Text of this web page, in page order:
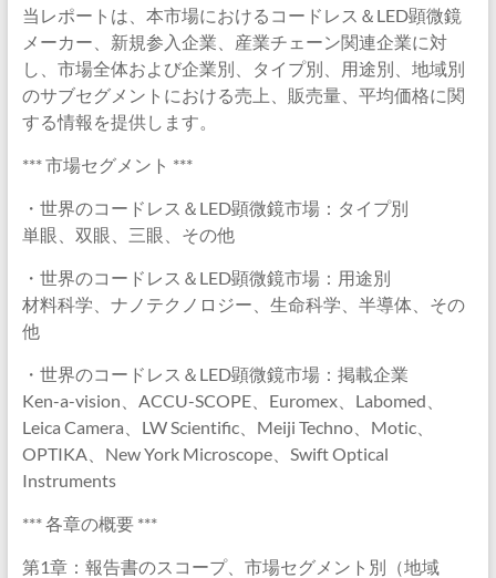
当レポートは、本市場におけるコードレス＆LED顕微鏡
メーカー、新規参入企業、産業チェーン関連企業に対
し、市場全体および企業別、タイプ別、用途別、地域別
のサブセグメントにおける売上、販売量、平均価格に関
する情報を提供します。
*** 市場セグメント ***
・世界のコードレス＆LED顕微鏡市場：タイプ別
単眼、双眼、三眼、その他
・世界のコードレス＆LED顕微鏡市場：用途別
材料科学、ナノテクノロジー、生命科学、半導体、その
他
・世界のコードレス＆LED顕微鏡市場：掲載企業
Ken-a-vision、ACCU-SCOPE、Euromex、Labomed、
Leica Camera、LW Scientific、Meiji Techno、Motic、
OPTIKA、New York Microscope、Swift Optical
Instruments
*** 各章の概要 ***
第1章：報告書のスコープ、市場セグメント別（地域